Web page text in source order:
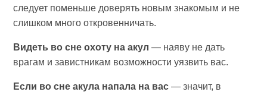
следует поменьше доверять новым знакомым и не
слишком много откровенничать.
Видеть во сне охоту на акул — наяву не дать
врагам и завистникам возможности уязвить вас.
Если во сне акула напала на вас — значит, в